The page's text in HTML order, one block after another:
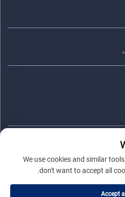
حقوق النسخ © شركة جياشينغ أنита الكهربائية المحدودة. جميع الحقوق
We use cookies and similar
don't want to accept all
Accept all